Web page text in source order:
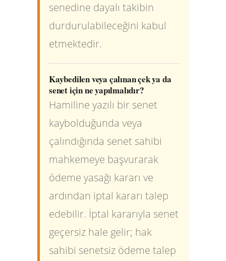
senedine dayalı takibin
durdurulabileceğini kabul
etmektedir.
Kaybedilen veya çalınan çek ya da
senet için ne yapılmalıdır?
Hamiline yazılı bir senet
kaybolduğunda veya
çalındığında senet sahibi
mahkemeye başvurarak
ödeme yasağı kararı ve
ardından iptal kararı talep
edebilir. İptal kararıyla senet
geçersiz hale gelir; hak
sahibi senetsiz ödeme talep